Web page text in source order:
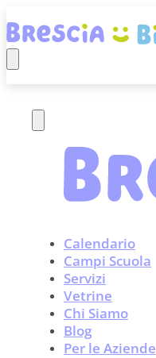
Calendario
Campi Scuola
Servizi
Vetrine
Chi Siamo
Blog
Per le Aziende